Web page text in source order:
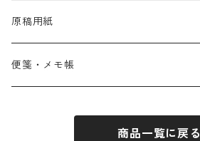
原稿用紙
便箋・メモ帳
商品一覧に戻る